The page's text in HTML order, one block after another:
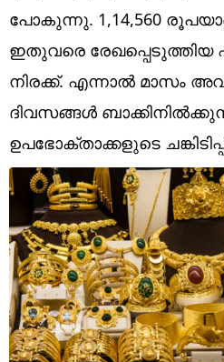
Religion
Web Story
Short Videos
പോകുന്നു. 1,14,560
ഇതുവരെ രേഖപ്പെടുത്തിയ
നിരക്ക്. എന്നാല്‍ മാസം
ദിവസങ്ങള്‍
ഉപഭോക്താക്കളുടെ